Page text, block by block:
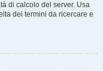
di calcolo del server. Usa
dei termini da ricercare e